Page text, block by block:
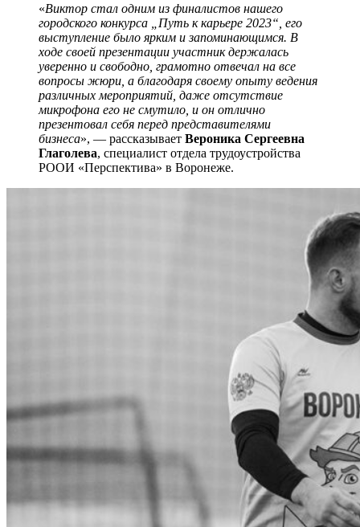
«Виктор стал одним из финалистов нашего
городского конкурса „Путь к карьере 2023“, его
выступление было ярким и запоминающимся. В
ходе своей презентации участник держалась
уверенно и свободно, грамотно отвечал на все
вопросы жюри, а благодаря своему опыту ведения
различных мероприятий, даже отсутствие
микрофона его не смутило, и он отлично
презентовал себя перед представителями
бизнеса», — рассказывает Вероника Сергеевна
Глаголева, специалист отдела трудоустройства
РООИ «Перспектива» в Воронеже.